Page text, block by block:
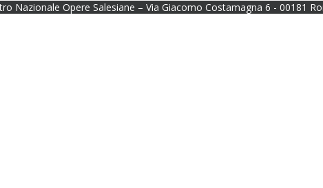
Nazionale Opere Salesiane – Via Giacomo Costamagna 6 - 00181